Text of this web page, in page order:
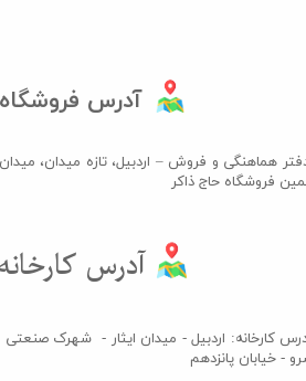
آدرس فروشگاه
هماهنگی و فروش – اردبیل، تازه میدان،
فروشگاه حاج ذاکر​​​​​​​
- خیابان پانزدهم
آدرس کارخانه​​​​​​​